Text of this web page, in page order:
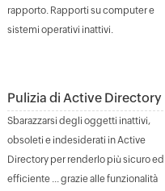
rapporto. Rapporti su computer e
sistemi operativi inattivi.
Pulizia di Active Directory
Sbarazzarsi degli oggetti inattivi,
obsoleti e indesiderati in Active
Directory per renderlo più sicuro ed
efficiente ... grazie alle funzionalità